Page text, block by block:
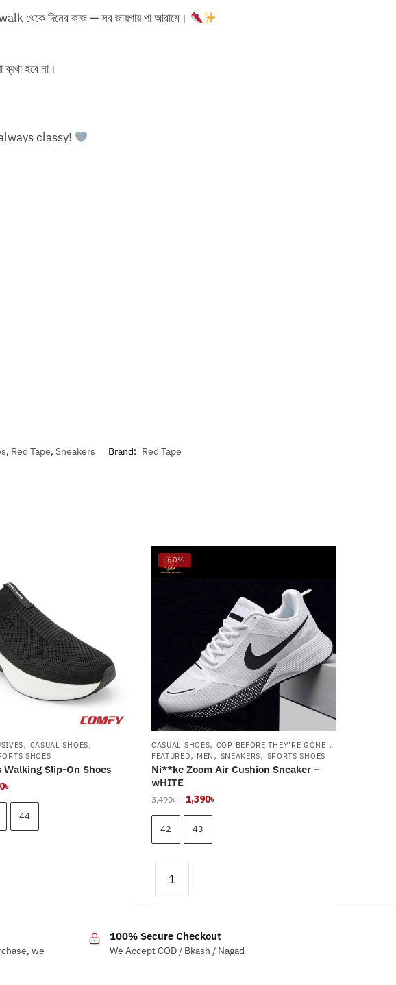
থেকে দিনের কাজ — সব জায়গায় পা আরামে।
হবে না।
classy!
, Red Tape, Sneakers Brand: Red Tape
, CASUAL SHOES,
SHOES
Walking Slip-On Shoes
.
৳
price
is:
1,870৳ .
44
-60%
CASUAL SHOES, COP BEFORE THEY'RE GONE. ,
FEATURED, MEN , SNEAKERS, SPORTS SHOES
Ni**ke Zoom Air Cushion Sneaker –
wHITE
3,490৳
Original
price
was:
3,490৳ .
1,390৳
42 43
Zoom
Sneaker
–
multiple
variants.
we
100% Secure Checkout
We Accept COD / Bkash / Nagad